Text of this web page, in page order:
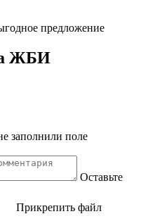
предложение
ЖБИ
заполнили поле
Оставьте
Прикрепить файл